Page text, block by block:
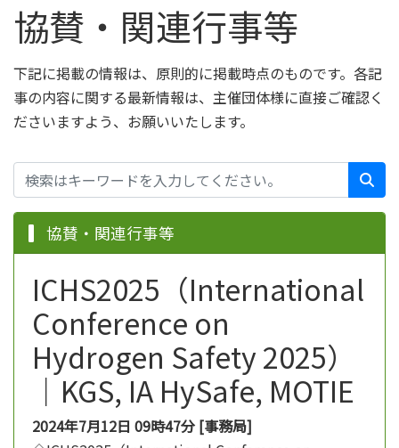
協賛・関連行事等
下記に掲載の情報は、原則的に掲載時点のものです。各記
事の内容に関する最新情報は、主催団体様に直接ご確認く
ださいますよう、お願いいたします。
協賛・関連行事等
ICHS2025（International
Conference on
Hydrogen Safety 2025）
｜KGS, IA HySafe, MOTIE
2024年7月12日 09時47分 [事務局]